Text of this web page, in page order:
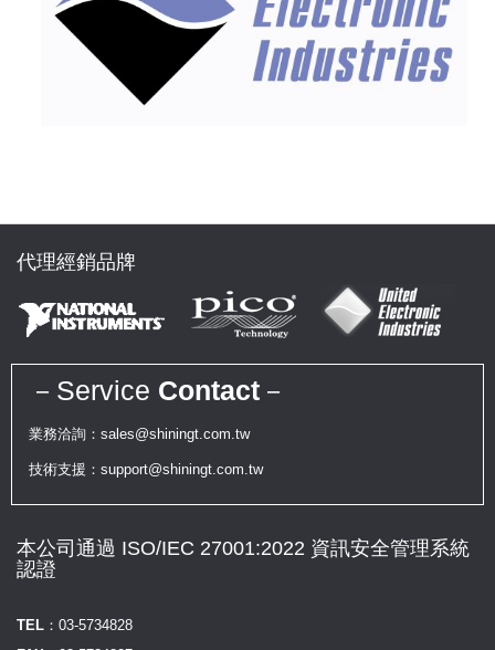
代理經銷品牌
－Service Contact －
業務洽詢：sales@shiningt.com.tw
技術支援：support@shiningt.com.tw
本公司通過 ISO/IEC 27001:2022 資訊安全管理系統
認證
TEL： 03-5734828